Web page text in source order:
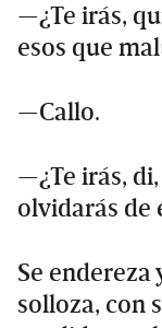
—¿Te irás,
esos que
—Callo.
—¿Te irás,
olvidarás de
Se endereza
solloza, con